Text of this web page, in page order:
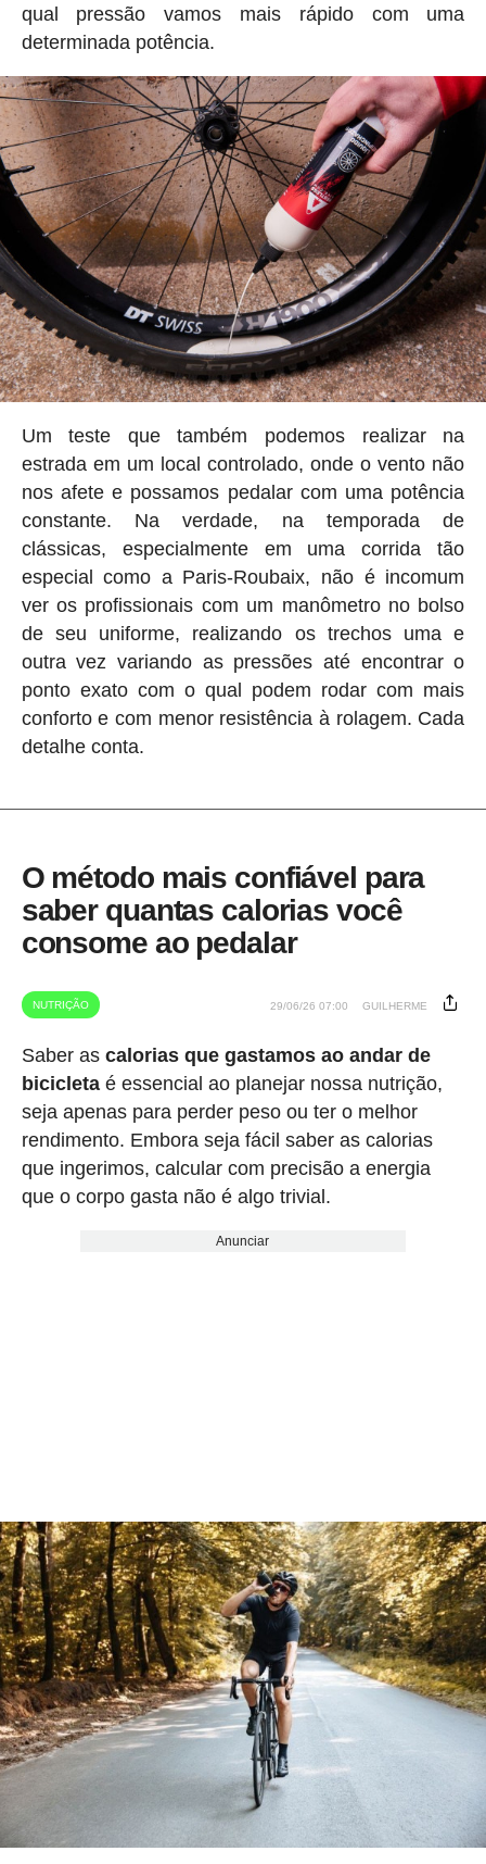
qual pressão vamos mais rápido com uma
determinada potência.
Um teste que também podemos realizar na
estrada em um local controlado, onde o vento não
nos afete e possamos pedalar com uma potência
constante. Na verdade, na temporada de
clássicas, especialmente em uma corrida tão
especial como a Paris-Roubaix, não é incomum
ver os profissionais com um manômetro no bolso
de seu uniforme, realizando os trechos uma e
outra vez variando as pressões até encontrar o
ponto exato com o qual podem rodar com mais
conforto e com menor resistência à rolagem. Cada
detalhe conta.
O método mais confiável para
saber quantas calorias você
consome ao pedalar
NUTRIÇÃO 29/06/26 07:00 GUILHERME
Saber as calorias que gastamos ao andar de
bicicletaé essencial ao planejar nossa nutrição,
seja apenas para perder peso ou ter o melhor
rendimento. Embora seja fácil saber as calorias
que ingerimos, calcular com precisão a energia
que o corpo gasta não é algo trivial.
Anunciar